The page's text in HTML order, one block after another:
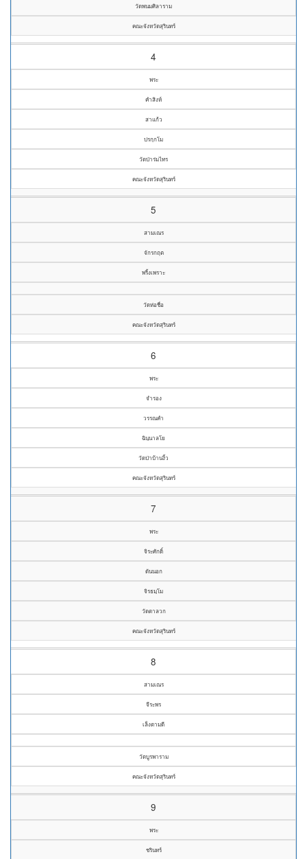
วัดพนมศิลาราม
คณะจังหวัดสุรินทร์
4
พระ
คำสิงห์
สาแก้ว
ปรกฺกโม
วัดป่าร่มไทร
คณะจังหวัดสุรินทร์
5
สามเณร
จักรกฤต
พริ้งเพราะ
วัดห่อชื่อ
คณะจังหวัดสุรินทร์
6
พระ
จำรอง
วรรณคำ
ฉินฺนาลโย
วัดป่าบ้านงิ้ว
คณะจังหวัดสุรินทร์
7
พระ
จิระศักดิ์
ดันนอก
จิรธมฺโม
วัดตาลวก
คณะจังหวัดสุรินทร์
8
สามเณร
จีระพร
เล็งตามดี
วัดบูรพาราม
คณะจังหวัดสุรินทร์
9
พระ
ชรินทร์